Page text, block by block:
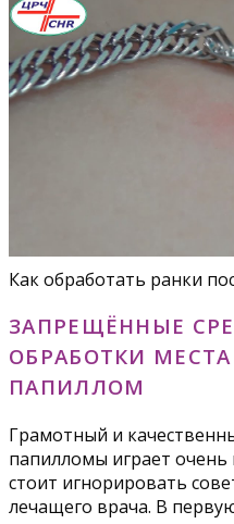
Как обработать ранки
ЗАПРЕЩЁННЫЕ
ОБРАБОТКИ
ПАПИЛЛОМ
Грамотный и
папилломы играет
стоит игнорировать
лечащего врача. В